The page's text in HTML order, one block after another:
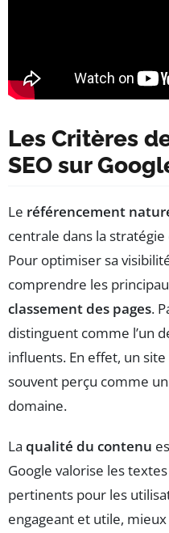
Les Critères
SEO sur
Le référencement
centrale dans la
Pour optimiser sa
comprendre les
classement des pages.
distinguent comme l’un
influents. En effet, un
souvent perçu comme
domaine.
La qualité du contenu
Google valorise les
pertinents pour les
engageant et utile,